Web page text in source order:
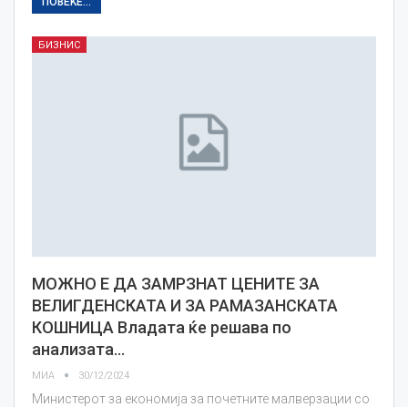
БИЗНИС
МОЖНО Е ДА ЗАМРЗНАТ ЦЕНИТЕ ЗА
ВЕЛИГДЕНСКАТА И ЗА РАМАЗАНСКАТА
КОШНИЦА Владата ќе решава по
анализата…
МИА 30/12/2024
Министерот за економија за почетните малверзации со